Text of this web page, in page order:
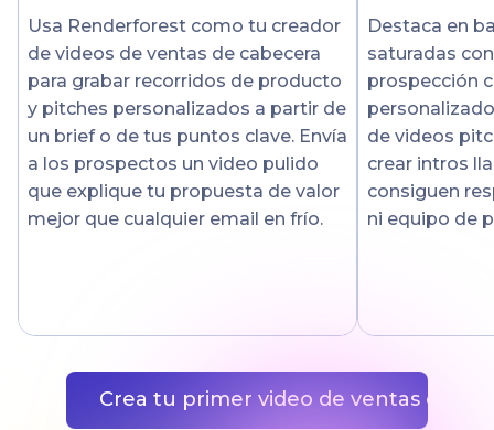
Usa Renderforest como tu creador
de videos de ventas de cabecera
para grabar recorridos de producto
y pitches personalizados a partir de
un brief o de tus puntos clave. Envía
a los prospectos un video pulido
que explique tu propuesta de valor
mejor que cualquier email en frío.
Destaca en
saturadas
prospección
de videos
crear intros
consiguen
ni equipo de
Crea tu primer video de ventas con IA